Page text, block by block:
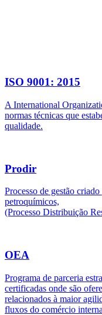
ISO 9001: 2015
A International
normas técnicas que
qualidade.
Prodir
Processo de gestão
petroquímicos,
(Processo Distribuição
OEA
Programa de parceria
certificadas onde são
relacionados à maior
fluxos do comércio